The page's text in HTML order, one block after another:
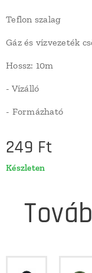
Teflon szalag
Gáz és vízvezeték
Hossz: 10m
- Vízálló
- Formázható
249 Ft
Készleten